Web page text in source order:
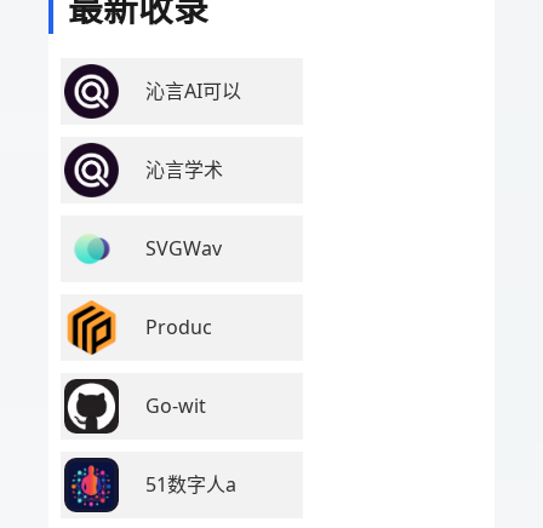
沁言AI可以
沁言学术
SVGWav
Produc
Go-wit
51数字人a